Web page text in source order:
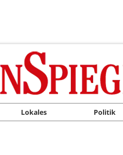
Lokales Politik